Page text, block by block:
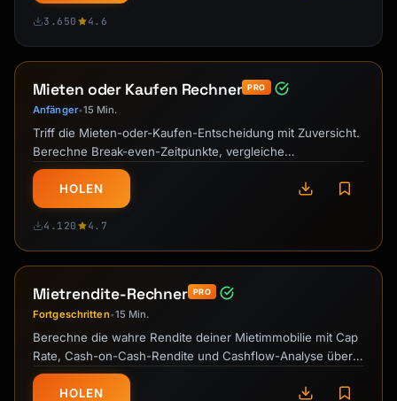
3.650 4.6
Mieten oder Kaufen Rechner PRO
Anfänger•15 Min.
Triff die Mieten-oder-Kaufen-Entscheidung mit Zuversicht.
Berechne Break-even-Zeitpunkte, vergleiche
Gesamtkosten und erhalte …
HOLEN
4.120 4.7
Mietrendite-Rechner PRO
Fortgeschritten•15 Min.
Berechne die wahre Rendite deiner Mietimmobilie mit Cap
Rate, Cash-on-Cash-Rendite und Cashflow-Analyse über
verschiedene Zeiträume.
HOLEN